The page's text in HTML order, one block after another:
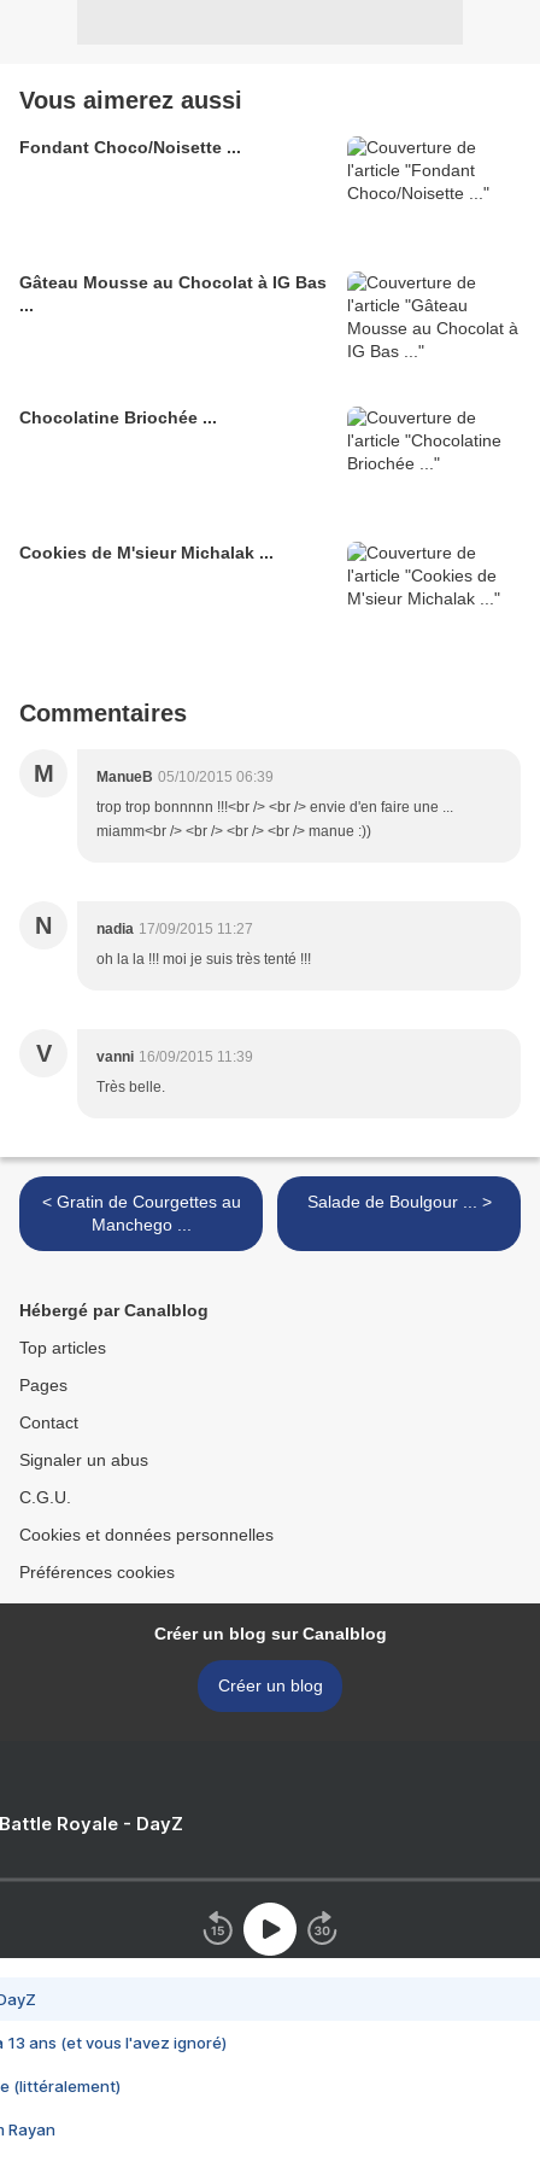
Vous aimerez aussi
Fondant Choco/Noisette ...
Gâteau Mousse au Chocolat à IG Bas
...
Chocolatine Briochée ...
Cookies de M'sieur Michalak ...
Commentaires
M ManueB 05/10/2015 06:39
trop trop bonnnnn !!!<br /> <br /> envie d'en faire une ...
miamm<br /> <br /> <br /> <br /> manue :))
N nadia 17/09/2015 11:27
oh la la !!! moi je suis très tenté !!!
V vanni 16/09/2015 11:39
Très belle.
< Gratin de Courgettes au
Manchego ...
Salade de Boulgour ... >
Hébergé par Canalblog
Top articles
Pages
Contact
Signaler un abus
C.G.U.
Cookies et données personnelles
Préférences cookies
Créer un blog sur Canalblog
Créer un blog
Royale - DayZ
13 ans (et vous l'avez ignoré)
(littéralement)
Rayan